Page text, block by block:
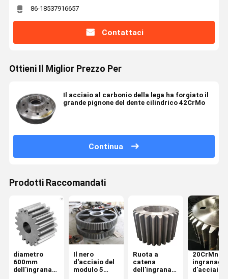
86-18537916657
Contattaci
Ottieni Il Miglior Prezzo Per
Il acciaio al carbonio della lega ha forgiato il
grande pignone del dente cilindrico 42CrMo
Continua
Prodotti Raccomandati
diametro
600mm
dell'ingranaggio
Il nero
d'acciaio del
modulo 5
Ruota a
catena
dell'ingranaggio
20CrMnTi
d'acciaio